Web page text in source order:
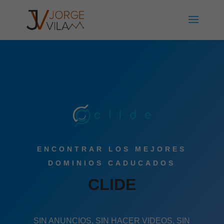
ENCONTRAR LOS MEJORES
DOMINIOS CADUCADOS
CLIDE
SIN ANUNCIOS, SIN HACER VIDEOS, SIN